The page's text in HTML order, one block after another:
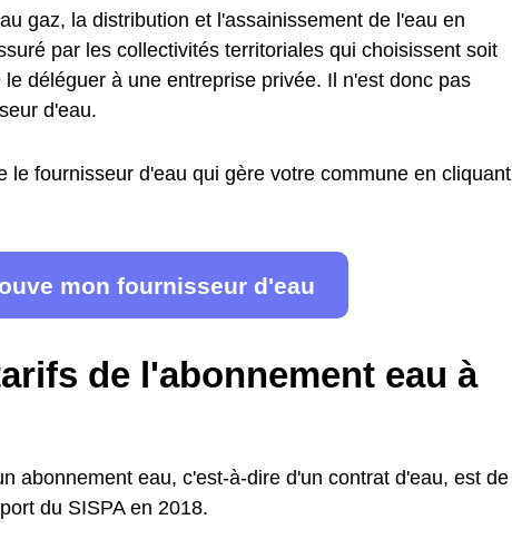
gaz, la distribution et l'assainissement de l'eau en
par les collectivités territoriales qui choisissent soit
déléguer à une entreprise privée. Il n'est donc pas
d'eau.
le fournisseur d'eau qui gère votre commune en cliquant
mon fournisseur d'eau
de l'abonnement eau à
abonnement eau, c'est-à-dire d'un contrat d'eau, est de
du SISPA en 2018.